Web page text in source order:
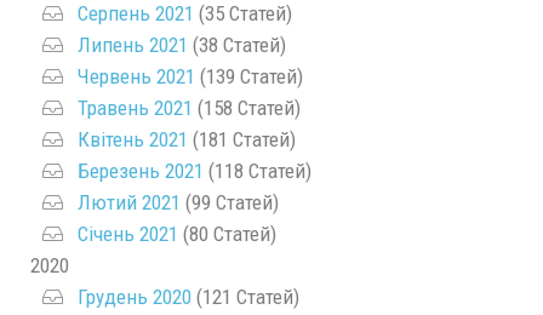
Серпень 2021 (35 Статей)
Липень 2021 (38 Статей)
Червень 2021 (139 Статей)
Травень 2021 (158 Статей)
Квітень 2021 (181 Статей)
Березень 2021 (118 Статей)
Лютий 2021 (99 Статей)
Січень 2021 (80 Статей)
2020
Грудень 2020 (121 Статей)